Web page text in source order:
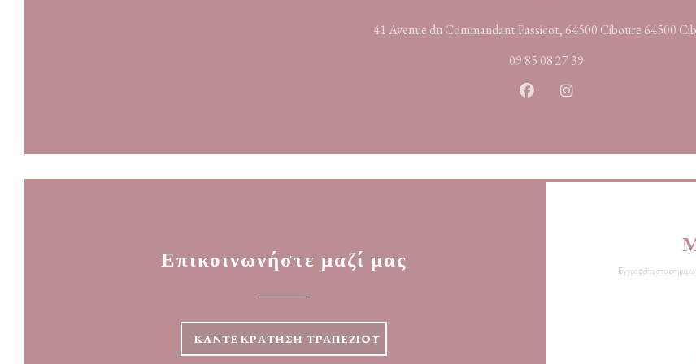
41 Avenue du Commandant Passicot, 64500 Ciboure 64500
09 85 08 27 39
Facebook ((ανοίγει σε νέο
Instagram ((ανοίγει σε
Επικοινωνήστε μαζί μας
ΚΆΝΤΕ ΚΡΆΤΗΣΗ ΤΡΑΠΕΖΙΟΎ
Εγγραφείτε στο